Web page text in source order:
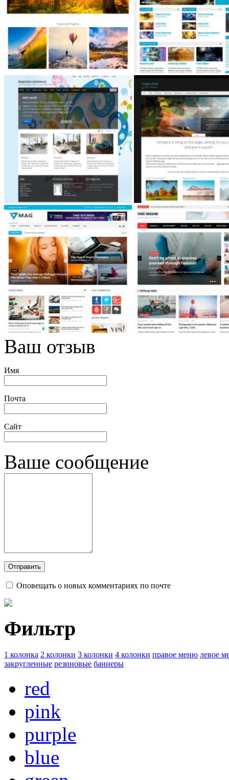
Ваш отзыв
Имя
Почта
Сайт
Ваше сообщение
Оповещать о новых комментариях по почте
Фильтр
1 колонка 2 колонки 3 колонки 4 колонки правое меню левое
закругленные резиновые баннеры
red
pink
purple
blue